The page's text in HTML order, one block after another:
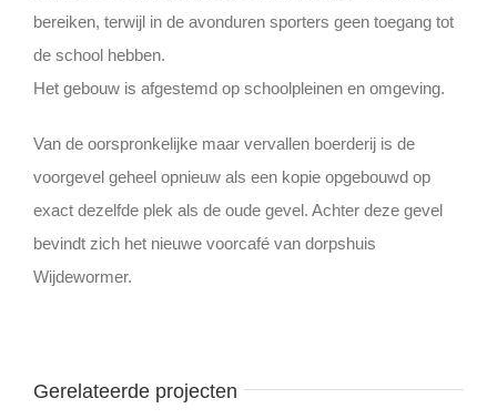
bereiken, terwijl in de avonduren sporters geen toegang tot
de school hebben.
Het gebouw is afgestemd op schoolpleinen en omgeving.
Van de oorspronkelijke maar vervallen boerderij is de
voorgevel geheel opnieuw als een kopie opgebouwd op
exact dezelfde plek als de oude gevel. Achter deze gevel
bevindt zich het nieuwe voorcafé van dorpshuis
Wijdewormer.
Gerelateerde projecten